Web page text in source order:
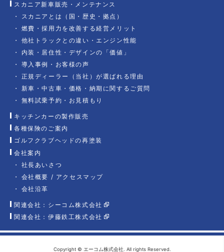
スカニア新車販売・メンテナンス
スカニアとは（国・歴史・拠点）
燃費・採用力を改善する経営メリット
他社トラックとの違い・エンジン性能
内装・居住性・デザインの「価値」
導入事例・お客様の声
正規ディーラー（当社）が選ばれる理由
新車・中古車・価格・納期に関するご質問
無料試乗予約・お見積もり
キッチンカーの製作販売
各種保険のご案内
ゴルフクラブヘッドの再塗装
会社案内
社長あいさつ
会社概要 / アクセスマップ
会社沿革
関連会社：シーコム株式会社
関連会社：伊藤鉄工株式会社
Copyright © エーコム株式会社. All rights Reserved.